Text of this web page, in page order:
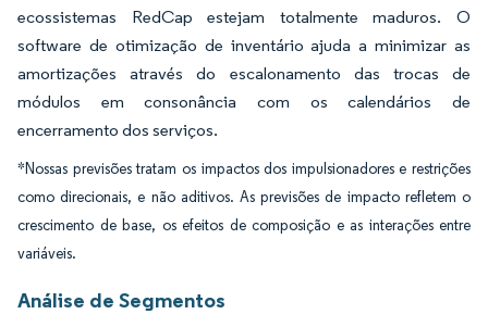
ecossistemas RedCap estejam totalmente maduros. O
software de otimização de inventário ajuda a minimizar as
amortizações através do escalonamento das trocas de
módulos em consonância com os calendários de
encerramento dos serviços.
*Nossas previsões tratam os impactos dos impulsionadores e restrições
como direcionais, e não aditivos. As previsões de impacto refletem o
crescimento de base, os efeitos de composição e as interações entre
variáveis.
Análise de Segmentos